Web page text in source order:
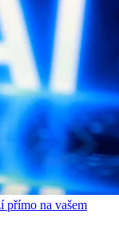
přímo na vašem